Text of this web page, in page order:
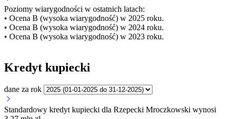
Poziomy wiarygodności w ostatnich latach:
• Ocena B (wysoka wiarygodność) w 2025 roku.
• Ocena B (wysoka wiarygodność) w 2024 roku.
• Ocena B (wysoka wiarygodność) w 2023 roku.
Kredyt kupiecki
dane za rok
Standardowy kredyt kupiecki dla Rzepecki Mroczkowski wynosi